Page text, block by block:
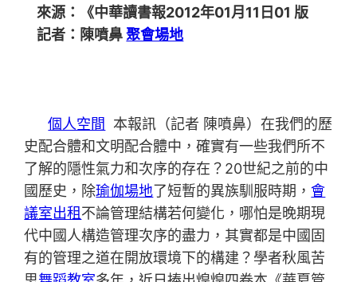
來源：《中華讀書報2012年01月11日01 版
記者：陳噴鼻聚會場地
個人空間 本報訊（記者 陳噴鼻）在我們的歷
史配合體和文明配合體中，確實有一些我們所不
了解的隱性氣力和次序的存在？20世紀之前的中
國歷史，除瑜伽場地了短暫的異族馴服時期，會
議室出租不論管理結構若何變化，哪怕是晚期現
代中國人構造管理次序的盡力，其實都是中國固
有的管理之道在開放環境下的構建？學者秋風苦